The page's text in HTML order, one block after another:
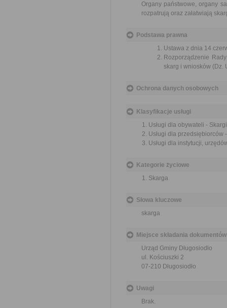
Organy państwowe, organy
rozpatrują oraz załatwiają
Podstawa prawna
Ustawa z dnia 14
Rozporządzenie
skarg i wniosków (Dz.
Ochrona danych osobowych
Klasyfikacje usługi
Usługi dla obywateli -
Usługi dla przedsiębiorców
Usługi dla instytucji,
Kategorie życiowe
Skarga
Słowa kluczowe
skarga
Miejsce składania dokumentów
Urząd Gminy Długosiodło
ul. Kościuszki 2
07-210 Długosiodło
Uwagi
Brak.